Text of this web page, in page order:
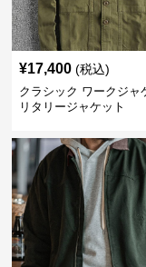
¥17,400 (税込)
クラシック ワークジャ
リタリージャケット